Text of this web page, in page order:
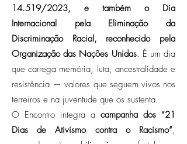
14.519/2023, e também o Dia
Internacional pela Eliminação da
Discriminação Racial, reconhecido pela
Organização das Nações Unidas. É um dia
que carrega memória, luta, ancestralidade e
resistência — valores que seguem vivos nos
terreiros e na juventude que os sustenta.
O Encontro integra a campanha dos “21
Dias de Ativismo contra o Racismo”,